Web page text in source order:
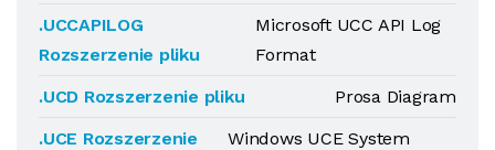
.UCCAPILOG
Rozszerzenie pliku
Microsoft UCC API Log
Format
.UCD Rozszerzenie pliku
Prosa Diagram
.UCE Rozszerzenie
Windows UCE System